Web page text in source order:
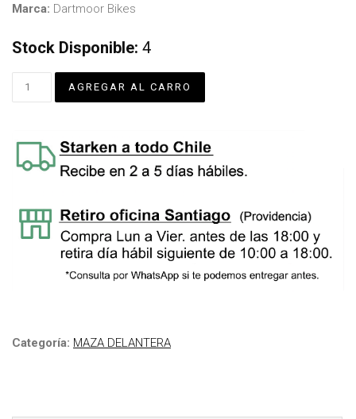
Marca: Dartmoor Bikes
Stock Disponible: 4
Categoría: MAZA DELANTERA